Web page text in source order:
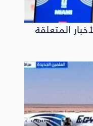
المتعلقة